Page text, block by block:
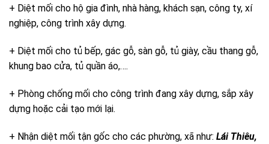
+ Diệt mối cho hộ gia đình, nhà hàng, khách sạn, công ty, xí
nghiệp, công trình xây dựng.
+ Diệt mối cho tủ bếp, gác gỗ, sàn gỗ, tủ giày, cầu thang gỗ,
khung bao cửa, tủ quần áo,….
+ Phòng chống mối cho công trình đang xây dựng, sắp xây
dựng hoặc cải tạo mới lại.
+ Nhận diệt mối tận gốc cho các phường, xã như: Lái Thiêu,